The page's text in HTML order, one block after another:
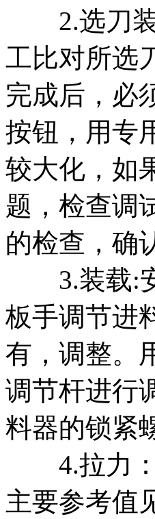
2.选刀装
工比对所选
完成后，必
按钮，用专
较大化，如
题，检查调
的检查，确
3.装载:安
板手调节进
有，调整。
调节杆进行
料器的锁紧
4.拉力：
主要参考值